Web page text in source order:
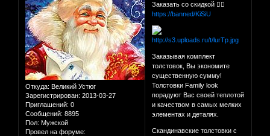
Откуда: Великий Устюг
Зарегистрирован: 2013-03-27
Приглашений: 0
Сообщений: 8895
Пол: Мужской
Провел на форуме:
Заказать со скидкой 👉🏻
https://banned/KiSiU
Заказывая комплект
толстовок, Вы экономите
существенную сумму!
Толстовки Family look
порадуют Вас своей теплотой
и качеством в самых мелких
элементах и деталях.
Скандинавские толстовки с